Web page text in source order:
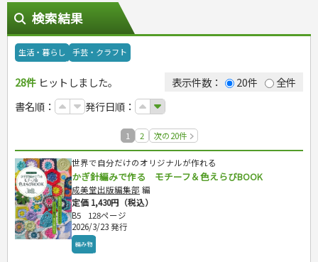
スポーツ
スポーツルール
野球
ゴルフ
ジュニアスポーツ
その他スポーツ
自然・アウトドア・ペット
アウトドア
犬・猫
園芸・野菜づくり
雑学
娯楽・ゲーム・占い
ナンプレ
ゲーム・マジック
家相・風水・占い
カルチャー・芸術・趣味
音楽・楽器
趣味・鑑賞・カメラ
辞典
語学・旅行会話
運転免許
原付・二輪
生活・暮らし
料理
料理・レシピ
各国料理
お弁当
調理器具クッキング
お菓子・ケーキ・パン
飲み物・お酒
手芸・クラフト
ソーイング
クラフト
インテリア・ハウジング
収納・掃除・暮らし
ダイエット・エクササイズ
メイク・ネイル・ヘア
着物・着つけ
冠婚葬祭・手紙・ペン字
冠婚葬祭・スピーチ・マナー
手紙・ペン字
妊娠・出産・育児
妊娠・出産・育児
離乳食・幼児食・こどもレシピ
健康と保育
家庭医学・健康
ツボ・マッサージ
家庭医学・病気
看護・介護
看護一般
保育・教育
こどもの本
検索結果
生活・暮らし 手芸・クラフト
28件 ヒットしました。 表示件数： 20件
全件
書名順：
発行日順：
1 2 次の20件
世界で自分だけのオリジナルが作れる
かぎ針編みで作る モチーフ＆色えらびBOOK
成美堂出版編集部 編
定価 1,430円（税込）
B5
128ページ
2026/3/23 発行
編み物